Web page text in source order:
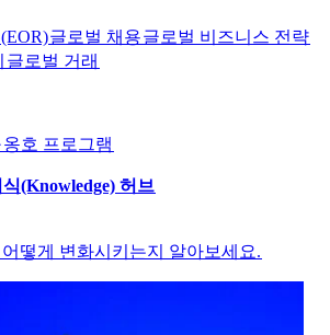
글로벌 채용​​글로벌 비즈니스 전략​​
글로벌 거래​​
옹호 프로그램​​
(Knowledge) 허브​​
떻게 변화시키는지 알아보세요.​​